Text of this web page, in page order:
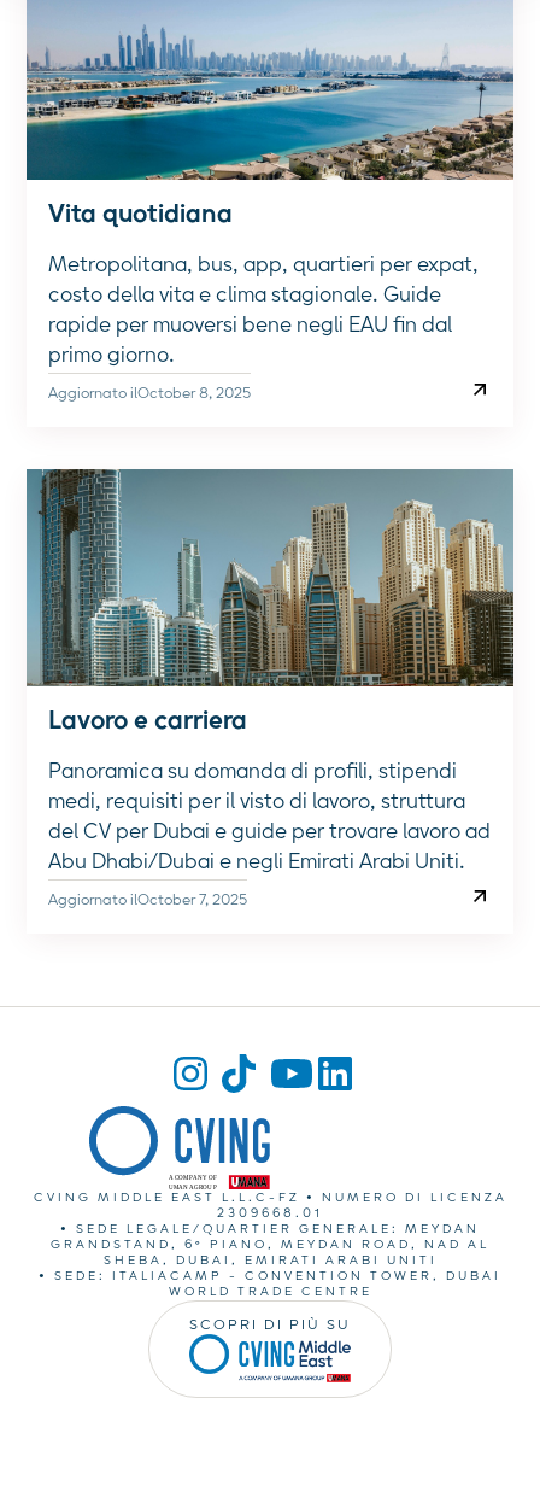
Vita quotidiana
Metropolitana, bus, app, quartieri per expat,
costo della vita e clima stagionale. Guide
rapide per muoversi bene negli EAU fin dal
primo giorno.
Aggiornato ilOctober 8, 2025
Lavoro e carriera
Panoramica su domanda di profili, stipendi
medi, requisiti per il visto di lavoro, struttura
del CV per Dubai e guide per trovare lavoro ad
Abu Dhabi/Dubai e negli Emirati Arabi Uniti.
Aggiornato ilOctober 7, 2025
CVING MIDDLE EAST L.L.C-FZ • NUMERO DI LICENZA
2309668.01
• SEDE LEGALE/QUARTIER GENERALE: MEYDAN
GRANDSTAND, 6° PIANO, MEYDAN ROAD, NAD AL
SHEBA, DUBAI, EMIRATI ARABI UNITI
• SEDE: ITALIACAMP - CONVENTION TOWER, DUBAI
WORLD TRADE CENTRE
SCOPRI DI PIÙ SU